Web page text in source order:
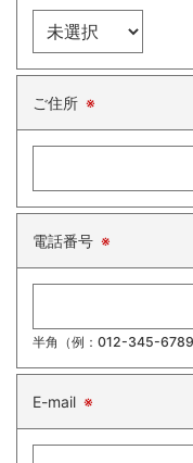
ご住所 ※
電話番号 ※
半角（例：012-345-6789
E-mail ※